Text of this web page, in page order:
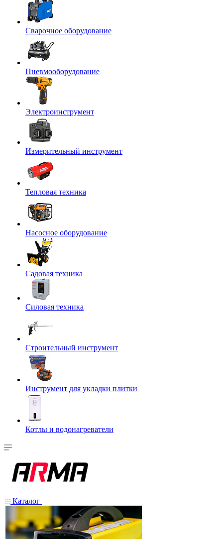
Сварочное оборудование
Пневмооборудование
Электроинструмент
Измерительный инструмент
Тепловая техника
Насосное оборудование
Садовая техника
Силовая техника
Строительный инструмент
Инструмент для укладки плитки
Котлы и водонагреватели
Каталог